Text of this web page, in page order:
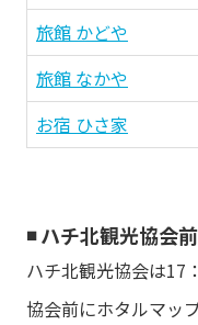
旅館 かどや
旅館 なかや
お宿 ひさ家
◾️ ハチ北観光協会
ハチ北観光協会は17
協会前にホタルマッ